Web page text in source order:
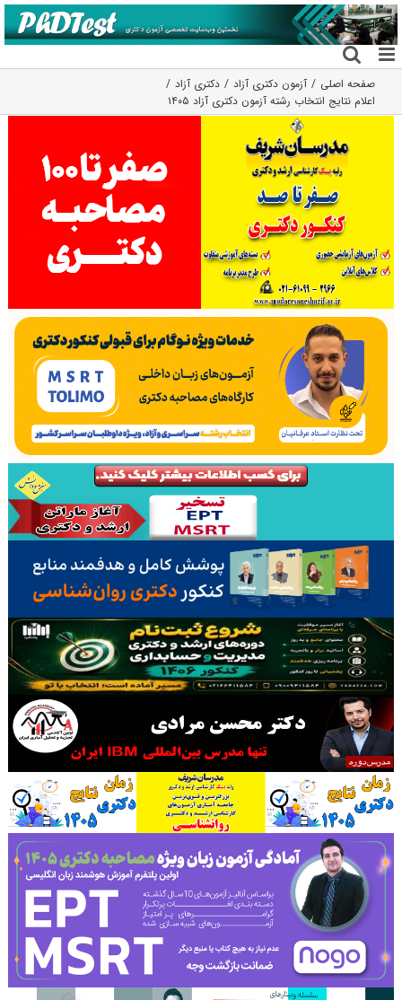
رفتن
به
محتوا
صفحه اصلی آزمون دکتری آزاد
دکتری آزاد
اعلام نتایج انتخاب رشته آزمون دکتری آزاد ۱۴۰۵